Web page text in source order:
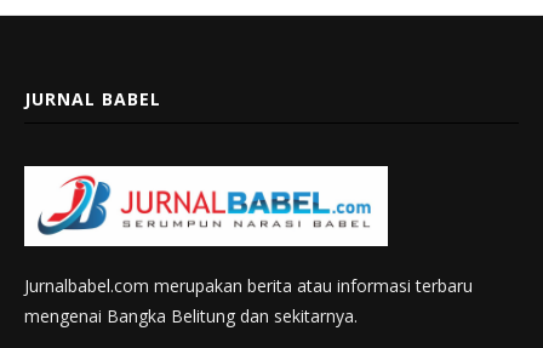
JURNAL BABEL
Jurnalbabel.com merupakan berita atau informasi terbaru
mengenai Bangka Belitung dan sekitarnya.